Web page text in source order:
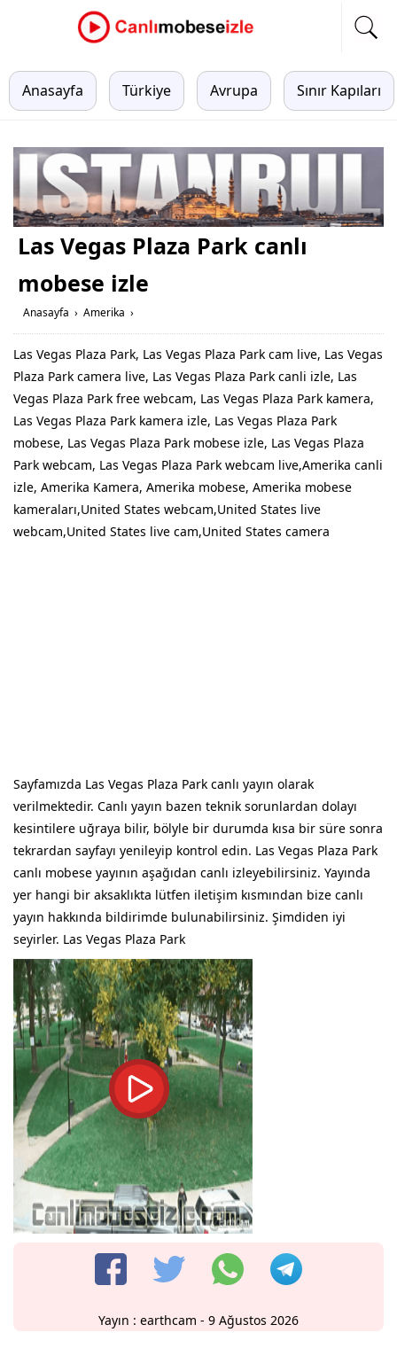
Anasayfa Türkiye Avrupa Sınır Kapıları
Las Vegas Plaza Park canlı
mobese izle
Anasayfa › Amerika ›
Las Vegas Plaza Park, Las Vegas Plaza Park cam live, Las Vegas
Plaza Park camera live, Las Vegas Plaza Park canli izle, Las
Vegas Plaza Park free webcam, Las Vegas Plaza Park kamera,
Las Vegas Plaza Park kamera izle, Las Vegas Plaza Park
mobese, Las Vegas Plaza Park mobese izle, Las Vegas Plaza
Park webcam, Las Vegas Plaza Park webcam live,Amerika canli
izle, Amerika Kamera, Amerika mobese, Amerika mobese
kameraları,United States webcam,United States live
webcam,United States live cam,United States camera
Sayfamızda Las Vegas Plaza Park canlı yayın olarak
verilmektedir. Canlı yayın bazen teknik sorunlardan dolayı
kesintilere uğraya bilir, bölyle bir durumda kısa bir süre sonra
tekrardan sayfayı yenileyip kontrol edin. Las Vegas Plaza Park
canlı mobese yayının aşağıdan canlı izleyebilirsiniz. Yayında
yer hangi bir aksaklıkta lütfen iletişim kısmından bize canlı
yayın hakkında bildirimde bulunabilirsiniz. Şimdiden iyi
seyirler. Las Vegas Plaza Park
Yayın : earthcam - 9 Ağustos 2026